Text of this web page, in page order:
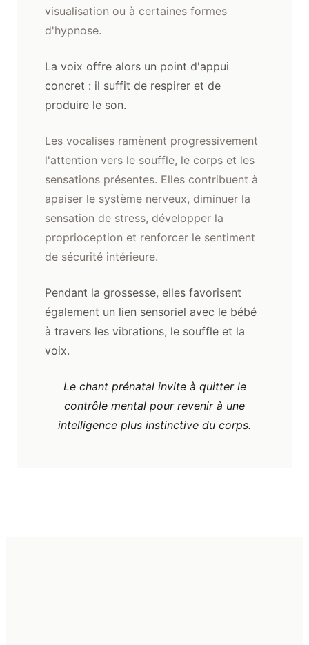
visualisation ou à certaines formes
d'hypnose.
La voix offre alors un point d'appui
concret : il suffit de respirer et de
produire le son.
Les vocalises ramènent progressivement
l'attention vers le souffle, le corps et les
sensations présentes. Elles contribuent à
apaiser le système nerveux, diminuer la
sensation de stress, développer la
proprioception et renforcer le sentiment
de sécurité intérieure.
Pendant la grossesse, elles favorisent
également un lien sensoriel avec le bébé
à travers les vibrations, le souffle et la
voix.
Le chant prénatal invite à quitter le
contrôle mental pour revenir à une
intelligence plus instinctive du corps.